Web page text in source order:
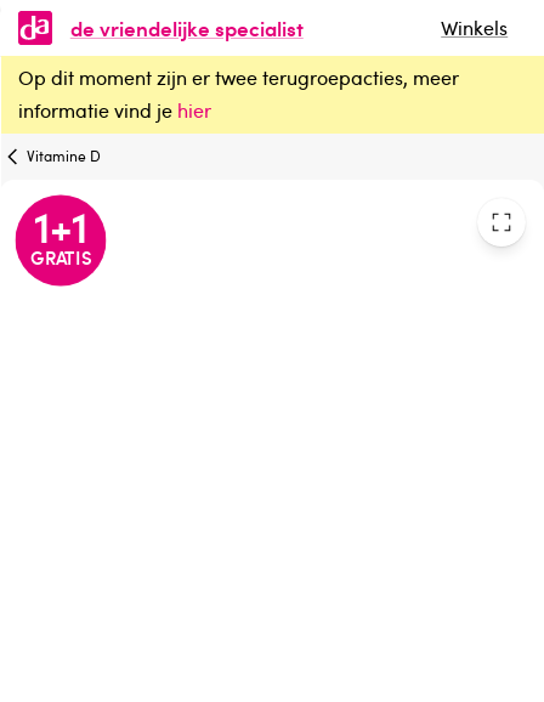
de vriendelijke specialist
Winkels
Op dit moment zijn er twee terugroepacties, meer
informatie vind je hier
Lucovitaal Vitamine D3 25mcg
Vitamine D
1+1
GRATIS